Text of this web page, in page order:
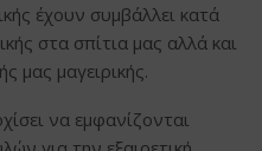
έχουν συμβάλλει κατά
στα σπίτια μας αλλά και
μας μαγειρικής.
να εμφανίζονται